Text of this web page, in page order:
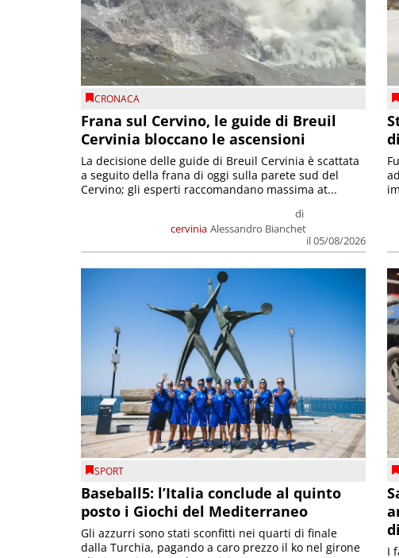
CRONACA
Frana sul Cervino, le guide di Breuil
Cervinia bloccano le ascensioni
cervinia
di
Alessandro Bianchet
il 05/08/2026
La decisione delle guide di Breuil Cervinia è scattata
a seguito della frana di oggi sulla parete sud del
Cervino; gli esperti raccomandano massima at...
SPORT
Baseball5: l’Italia conclude al quinto
posto i Giochi del Mediterraneo
Gli azzurri sono stati sconfitti nei quarti di finale
dalla Turchia, pagando a caro prezzo il ko nel girone
I